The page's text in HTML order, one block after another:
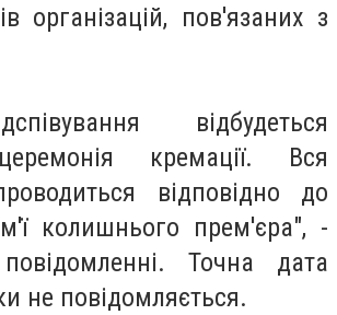
організацій, пов'язаних з
відбудеться
кремації. Вся
відповідно до
колишнього прем'єра", -
Точна дата
не повідомляється.